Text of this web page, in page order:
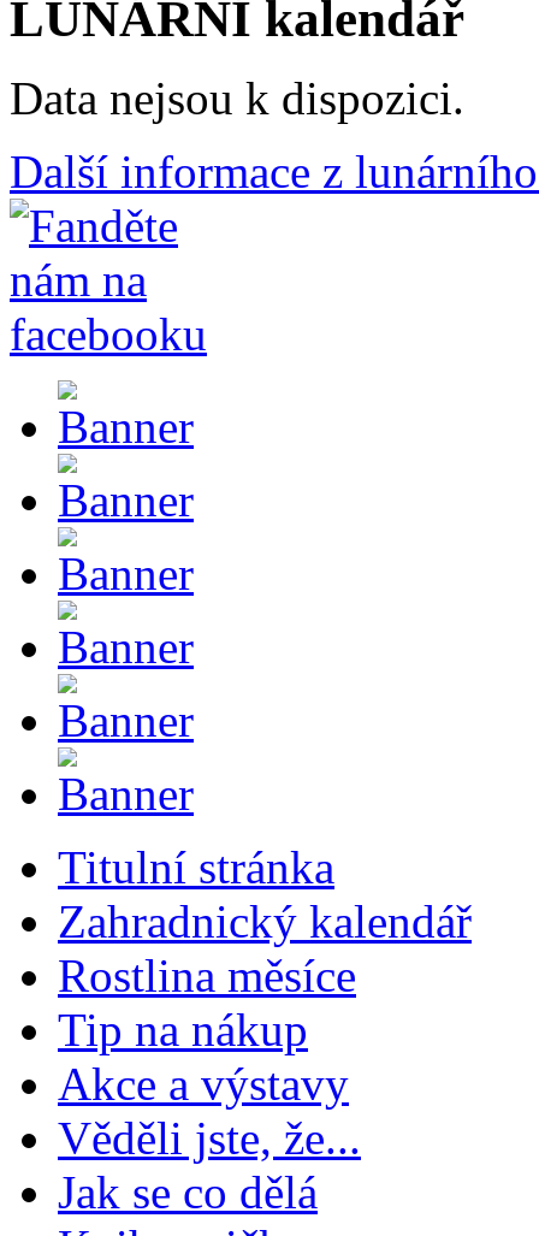
LUNÁRNÍ kalendář
Data nejsou k dispozici.
Další informace z
Titulní stránka
Zahradnický kalendář
Rostlina měsíce
Tip na nákup
Akce a výstavy
Věděli jste, že...
Jak se co dělá